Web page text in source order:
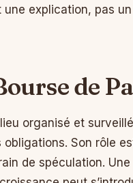
explication, pas
de
organisé et
Son rôle
de spéculation.